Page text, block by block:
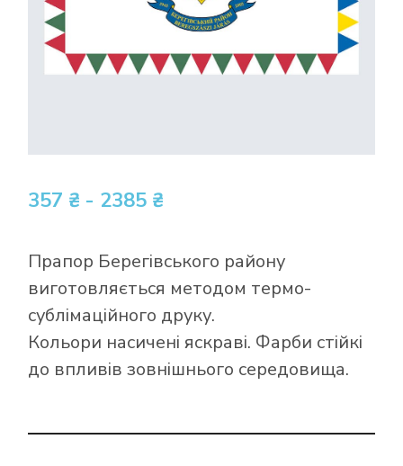
357 ₴ - 2385 ₴
Прапор Берегівського району
виготовляється методом термо-
сублімаційного друку.
Кольори насичені яскраві. Фарби стійкі
до впливів зовнішнього середовища.